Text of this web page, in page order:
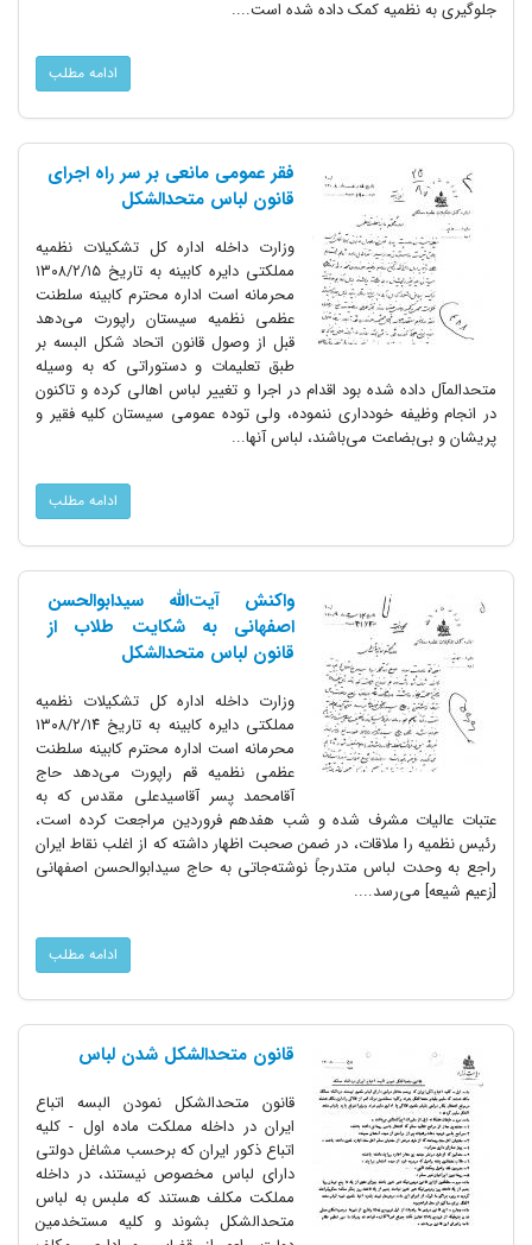
جلوگیری به نظمیه کمک داده شده است....
ادامه مطلب
فقر عمومی مانعی بر سر راه اجرای
قانون لباس متحدالشکل
وزارت داخله اداره کل تشکیلات نظمیه
مملکتی دایره کابینه به تاریخ ۱۳۰۸/۲/۱۵
محرمانه است اداره محترم کابینه سلطنت
عظمی نظمیه سیستان راپورت می‌دهد
قبل از وصول قانون اتحاد شکل البسه بر
طبق تعلیمات و دستوراتی که به وسیله
متحدالمآل داده شده بود اقدام در اجرا و تغییر لباس اهالی کرده و تاکنون
در انجام وظیفه خودداری ننموده، ولی توده عمومی سیستان کلیه فقیر و
پریشان و بی‌بضاعت می‌باشند، لباس آنها...
ادامه مطلب
واکنش آیت‌الله سیدابوالحسن
اصفهانی به شکایت طلاب از
قانون لباس متحدالشکل
وزارت داخله اداره کل تشکیلات نظمیه
مملکتی دایره کابینه به تاریخ ۱۳۰۸/۲/۱۴
محرمانه است اداره محترم کابینه سلطنت
عظمی نظمیه قم راپورت می‌دهد حاج
آقامحمد پسر آقاسیدعلی مقدس که به
عتبات عالیات مشرف شده و شب هفدهم فروردین مراجعت کرده است،
رئیس نظمیه را ملاقات، در ضمن صحبت اظهار داشته که از اغلب نقاط ایران
راجع به وحدت لباس متدرجاً نوشته‌جاتی به حاج سیدابوالحسن اصفهانی
[زعیم شیعه] می‌رسد....
ادامه مطلب
قانون متحدالشکل شدن لباس
قانون متحدالشکل نمودن البسه اتباع
ایران در داخله مملکت ماده اول - کلیه
اتباع ذکور ایران که برحسب مشاغل دولتی
دارای لباس مخصوص نیستند، در داخله
مملکت مکلف هستند که ملبس به لباس
متحدالشکل بشوند و کلیه مستخدمین